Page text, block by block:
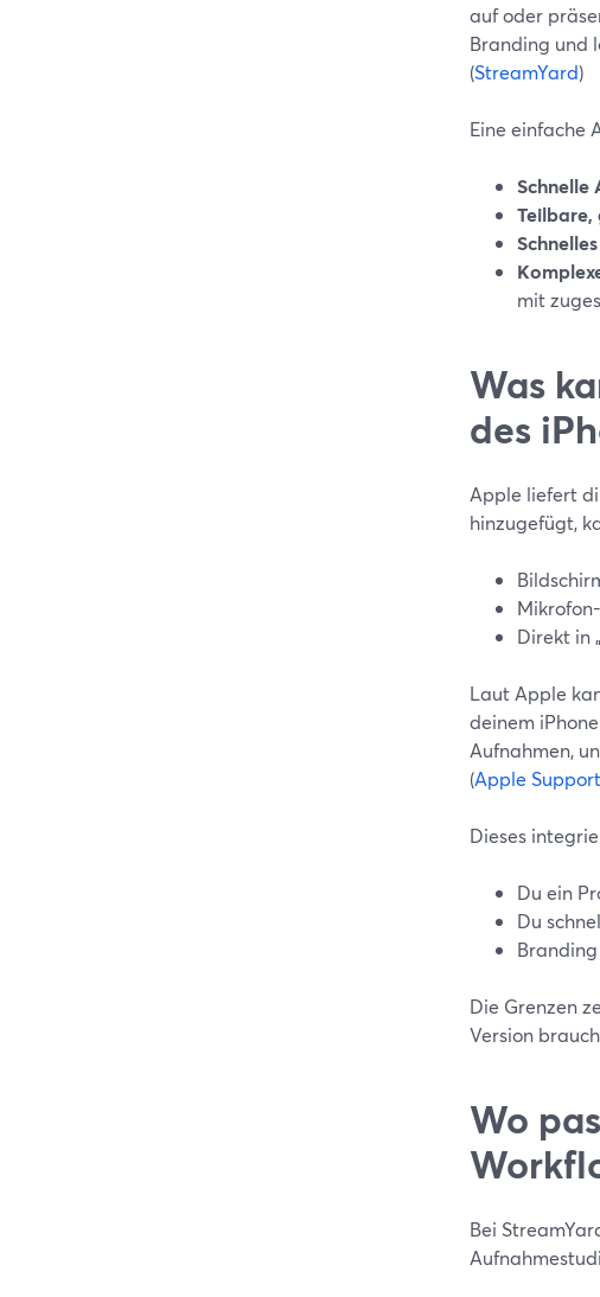
auf oder
Branding und
(StreamYard)
Eine einfache
Schnelle
mit
Was
des
Apple liefert
hinzugefügt,
Direkt in
Laut Apple
deinem
Aufnahmen,
(Apple Support
Dieses
Du ein
Du
Die Grenzen
Version
Wo
Bei